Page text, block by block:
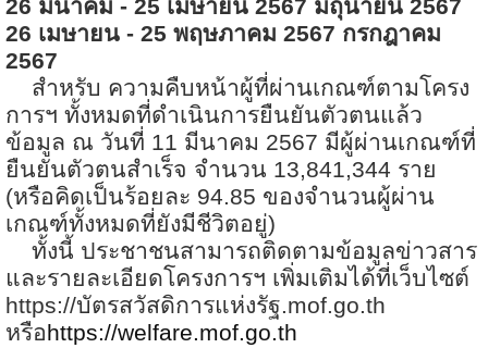
26 มีนาคม - 25 เมษายน 2567 มิถุนายน 2567
26 เมษายน - 25 พฤษภาคม 2567 กรกฎาคม
2567
สำหรับ ความคืบหน้าผู้ที่ผ่านเกณฑ์ตามโครง
การฯ ทั้งหมดที่ดำเนินการยืนยันตัวตนแล้ว
ข้อมูล ณ วันที่ 11 มีนาคม 2567 มีผู้ผ่านเกณฑ์ที่
ยืนยันตัวตนสำเร็จ จำนวน 13,841,344 ราย
(หรือคิดเป็นร้อยละ 94.85 ของจำนวนผู้ผ่าน
เกณฑ์ทั้งหมดที่ยังมีชีวิตอยู่)
ทั้งนี้ ประชาชนสามารถติดตามข้อมูลข่าวสาร
และรายละเอียดโครงการฯ เพิ่มเติมได้ที่เว็บไซต์
https://บัตรสวัสดิการแห่งรัฐ.mof.go.th
หรือhttps://welfare.mof.go.th